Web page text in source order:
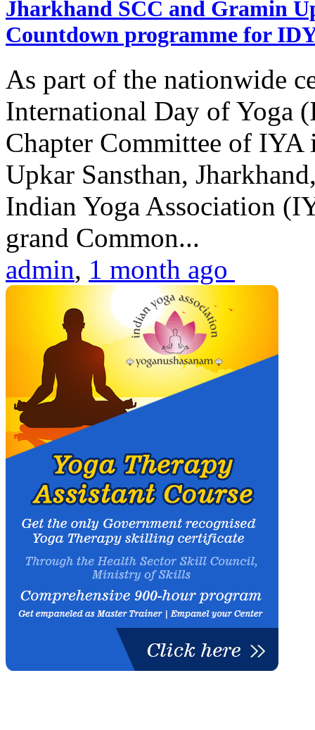
Jharkhand SCC and Gramin
Countdown programme for
As part of the nationwide
International Day of Yoga
Chapter Committee of
Upkar Sansthan,
Indian Yoga Association
grand Common...
admin, 1 month ago